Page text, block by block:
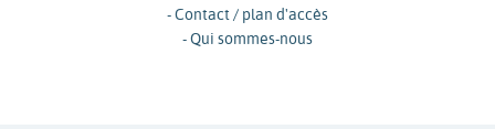
- Contact / plan d'accès
- Qui sommes-nous